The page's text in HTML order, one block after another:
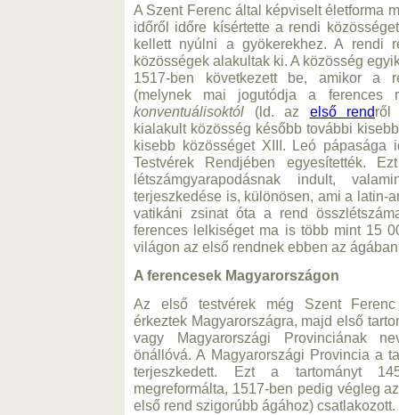
A Szent Ferenc által képviselt életforma
időről időre kísértette a rendi
kellett nyúlni a gyökerekhez. A rendi
közösségek alakultak ki. A közösség
1517-ben következett be, amikor a
(melynek mai jogutódja a ferences
konventuálisoktól (ld. az első rendről
kialakult közösség később további
kisebb közösséget XIII. Leó pápasága
Testvérek Rendjében egyesítették.
létszámgyarapodásnak indult,
terjeszkedése is, különösen, ami a latin-
vatikáni zsinat óta a rend
ferences lelkiséget ma is több mint 15
világon az első rendnek ebben az
A ferencesek Magyarországon
Az első testvérek még Szent
érkeztek Magyarországra, majd első
vagy Magyarországi Provinciának
önállóvá. A Magyarországi Provincia a
terjeszkedett. Ezt a tartományt
megreformálta, 1517-ben pedig végleg
első rend szigorúbb ágához) csatlakozott.